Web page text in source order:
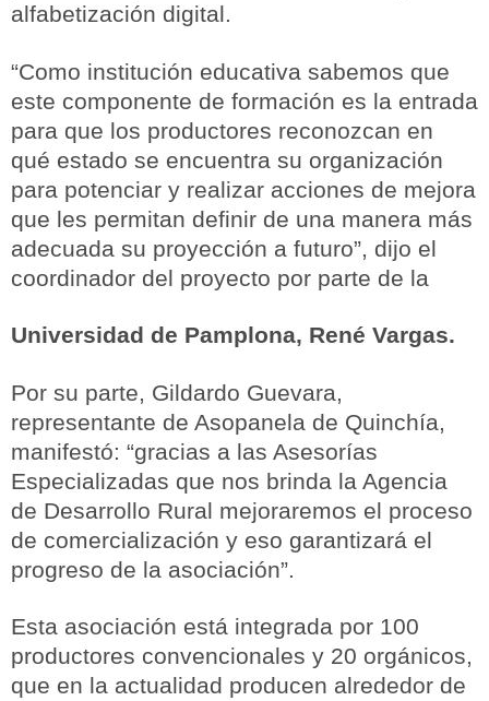
alfabetización digital.
“Como institución educativa sabemos que
este componente de formación es la entrada
para que los productores reconozcan en
qué estado se encuentra su organización
para potenciar y realizar acciones de mejora
que les permitan definir de una manera más
adecuada su proyección a futuro”, dijo el
coordinador del proyecto por parte de la
Universidad de Pamplona, René Vargas.
Por su parte, Gildardo Guevara,
representante de Asopanela de Quinchía,
manifestó: “gracias a las Asesorías
Especializadas que nos brinda la Agencia
de Desarrollo Rural mejoraremos el proceso
de comercialización y eso garantizará el
progreso de la asociación”.
Esta asociación está integrada por 100
productores convencionales y 20 orgánicos,
que en la actualidad producen alrededor de